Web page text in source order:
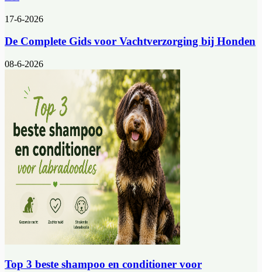
17-6-2026
De Complete Gids voor Vachtverzorging bij Honden
08-6-2026
Top 3 beste shampoo en conditioner voor